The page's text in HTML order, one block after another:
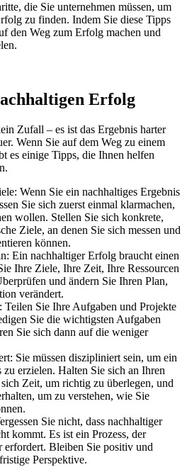
die Sie unternehmen müssen, um
zu finden. Indem Sie diese Tipps
den Weg zum Erfolg machen und
Erfolg
Zufall – es ist das Ergebnis harter
Wenn Sie auf dem Weg zu einem
es einige Tipps, die Ihnen helfen
Wenn Sie ein nachhaltiges Ergebnis
Sie sich zuerst einmal klarmachen,
wollen. Stellen Sie sich konkrete,
Ziele, an denen Sie sich messen und
können.
Ein nachhaltiger Erfolg braucht einen
Ihre Ziele, Ihre Zeit, Ihre Ressourcen
und ändern Sie Ihren Plan,
verändert.
Teilen Sie Ihre Aufgaben und Projekte
Sie die wichtigsten Aufgaben
Sie sich dann auf die weniger
Sie müssen diszipliniert sein, um ein
zu erzielen. Halten Sie sich an Ihren
Zeit, um richtig zu überlegen, und
um zu verstehen, wie Sie
Sie nicht, dass nachhaltiger
kommt. Es ist ein Prozess, der
erfordert. Bleiben Sie positiv und
Perspektive.